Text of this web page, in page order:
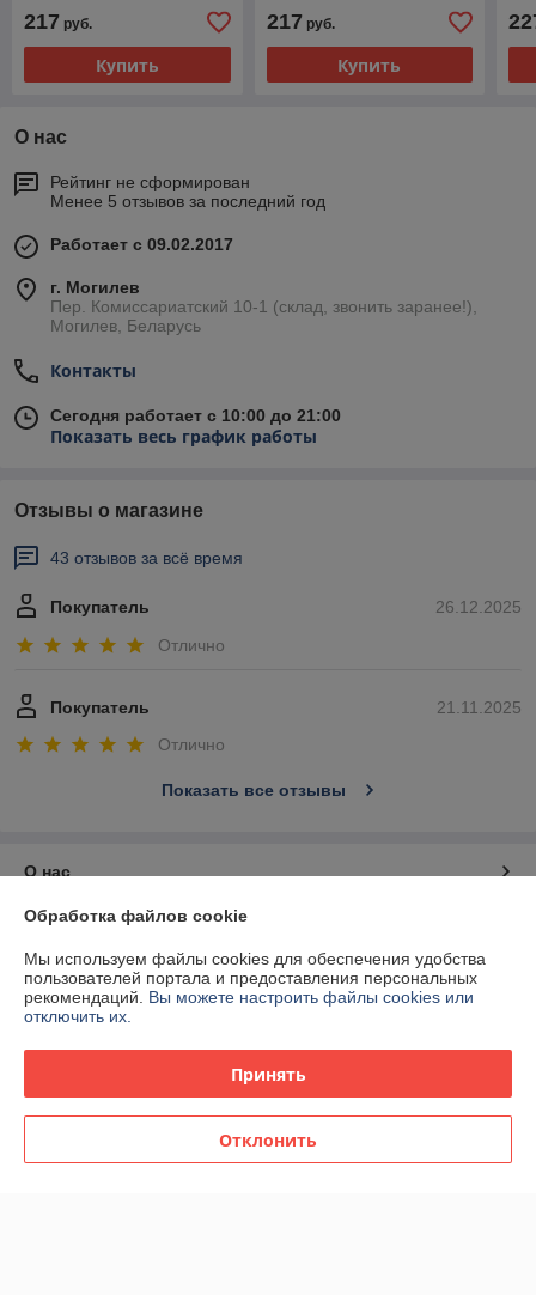
217 руб.
Купить
217 руб.
Купить
О нас
Рейтинг не сформирован
Менее 5 отзывов за последний год
Работает с 09.02.2017
г. Могилев
Пер. Комиссариатский 10-1 (склад, звонить заранее!),
Могилев, Беларусь
Контакты
Сегодня работает с 10:00 до 21:00
Показать весь график работы
Отзывы о магазине
43 отзывов за всё время
26.12.2025
Покупатель
Отлично
21.11.2025
Покупатель
Отлично
Показать все отзывы
О нас
Контакты
Доставка и оплата
Полная версия сайта
Политика обработки cookies
Обработка файлов cookie
Мы используем файлы cookies для обеспечения удобства
пользователей портала и предоставления персональных
рекомендаций. Вы можете настроить файлы cookies или
отключить их.
Принять
Отклонить